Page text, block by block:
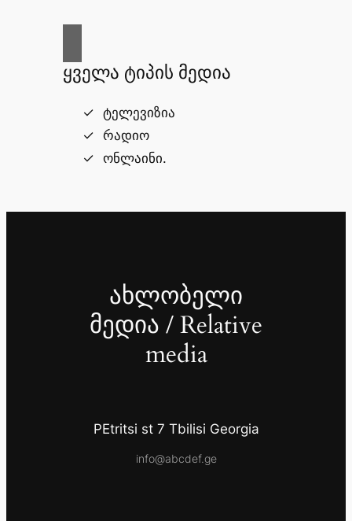
ყველა ტიპის მედია
ტელევიზია
რადიო
ონლაინი.
ახლობელი
მედია / Relative
media
PEtritsi st 7 Tbilisi Georgia
info@abcdef.ge